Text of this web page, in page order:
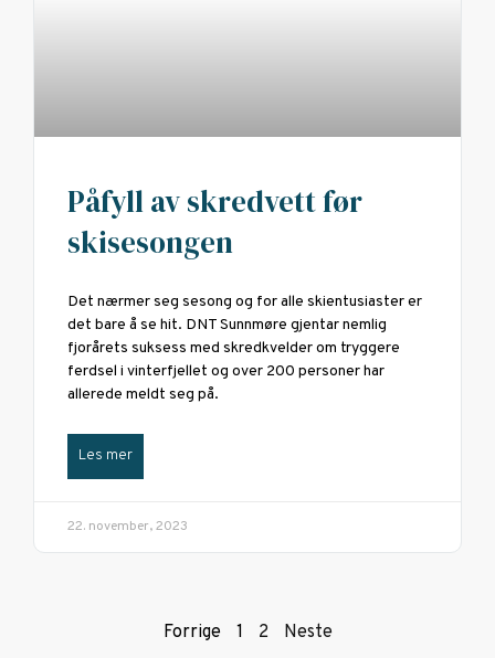
Påfyll av skredvett før
skisesongen
Det nærmer seg sesong og for alle skientusiaster er
det bare å se hit. DNT Sunnmøre gjentar nemlig
fjorårets suksess med skredkvelder om tryggere
ferdsel i vinterfjellet og over 200 personer har
allerede meldt seg på.
Les mer
22. november, 2023
Forrige 1 2 Neste